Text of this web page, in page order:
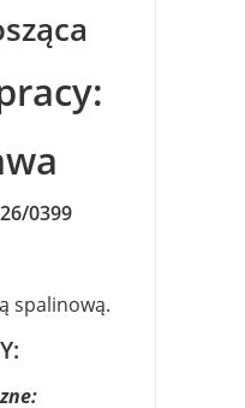
0399
spalinową.